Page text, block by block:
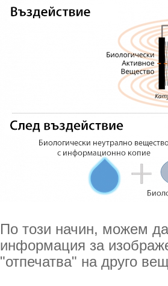
По този начин, можем
информация за
"отпечатва" на друго